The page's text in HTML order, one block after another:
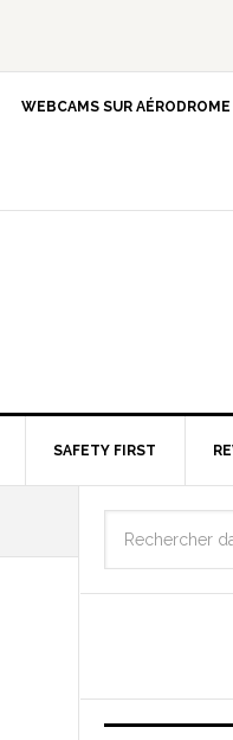
WEBCAMS SUR AÉRODROME
SAFETY FIRST